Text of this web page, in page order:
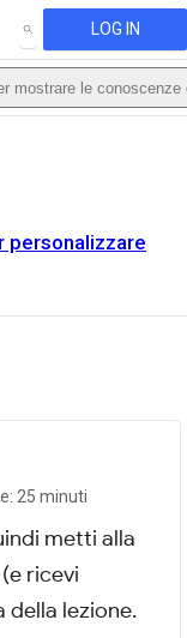
SEARCH LOG IN
mostrare le conoscenze
personalizzare
25 minuti
metti alla
ricevi
della lezione.